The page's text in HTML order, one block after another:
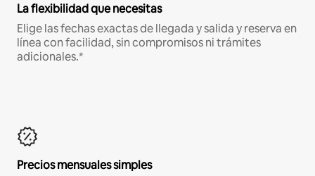
La flexibilidad que necesitas
Elige las fechas exactas de llegada y salida y reserva en
línea con facilidad, sin compromisos ni trámites
adicionales.*
Precios mensuales simples